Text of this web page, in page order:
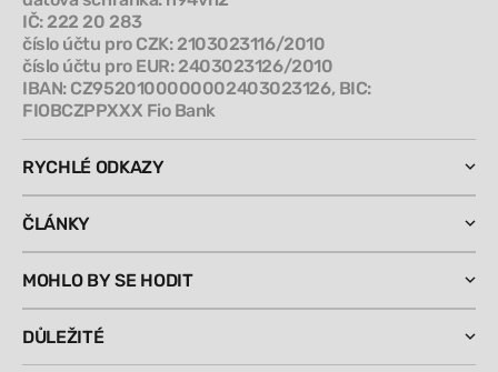
IČ: 222 20 283
číslo účtu pro CZK: 2103023116/2010
číslo účtu pro EUR: 2403023126/2010
IBAN: CZ9520100000002403023126, BIC:
FIOBCZPPXXX Fio Bank
RYCHLÉ ODKAZY
ČLÁNKY
MOHLO BY SE HODIT
DŮLEŽITÉ